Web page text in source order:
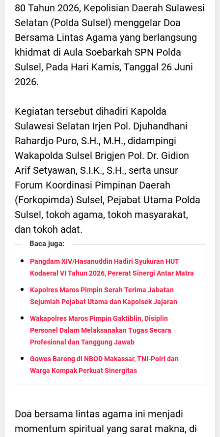
80 Tahun 2026, Kepolisian Daerah Sulawesi
Selatan (Polda Sulsel) menggelar Doa
Bersama Lintas Agama yang berlangsung
khidmat di Aula Soebarkah SPN Polda
Sulsel, Pada Hari Kamis, Tanggal 26 Juni
2026.
Kegiatan tersebut dihadiri Kapolda
Sulawesi Selatan Irjen Pol. Djuhandhani
Rahardjo Puro, S.H., M.H., didampingi
Wakapolda Sulsel Brigjen Pol. Dr. Gidion
Arif Setyawan, S.I.K., S.H., serta unsur
Forum Koordinasi Pimpinan Daerah
(Forkopimda) Sulsel, Pejabat Utama Polda
Sulsel, tokoh agama, tokoh masyarakat,
dan tokoh adat.
Baca juga:
Pangdam XIV/Hasanuddin Hadiri Syukuran HUT
Kodaeral VI Tahun 2026, Pererat Sinergi Antar Matra
Kapolres Maros Pimpin Serah Terima Jabatan
Sejumlah Pejabat Utama dan Kapolsek Jajaran
Wakapolres Maros Pimpin Gaktiblin, Disiplin
Personel Dalam Melaksanakan Tugas Secara
Profesional dan Tanggung Jawab
Gowes Bareng di NBOD Makassar, TNI-Polri dan
Warga Kompak Perkuat Sinergitas
Doa bersama lintas agama ini menjadi
momentum spiritual yang sarat makna, di